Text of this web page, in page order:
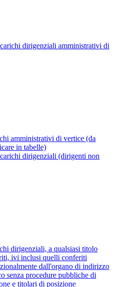
dirigenziali amministrativi di
amministrativi di vertice (da
in tabelle)
dirigenziali (dirigenti non
dirigenziali, a qualsiasi titolo
ivi inclusi quelli conferiti
dall'organo di indirizzo
senza procedure pubbliche di
e titolari di posizione